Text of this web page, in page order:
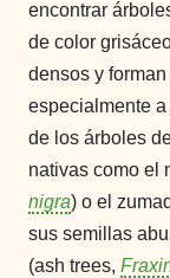
encontrar
de color gris
densos y
especialmente
de los árboles
nativas como el
nigra) o el
sus semillas
(ash trees,